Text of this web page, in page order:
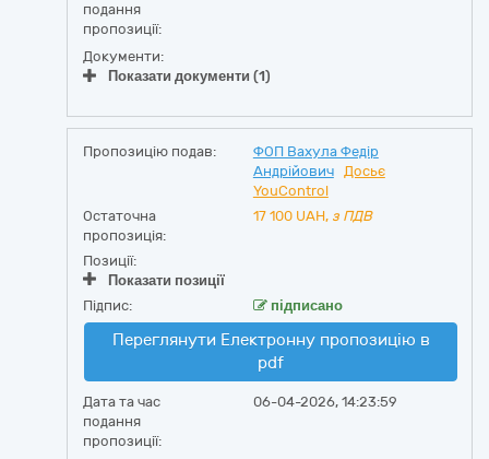
подання
пропозиції:
Документи:
Показати документи (1)
Пропозицію подав:
ФОП Вахула Федір
Андрійович
Досьє
YouControl
Остаточна
пропозиція:
17 100 UAH, з ПДВ
Позиції:
Показати позиції
Підпис:
підписано
Переглянути Електронну пропозицію в
pdf
Дата та час
подання
пропозиції:
06-04-2026, 14:23:59